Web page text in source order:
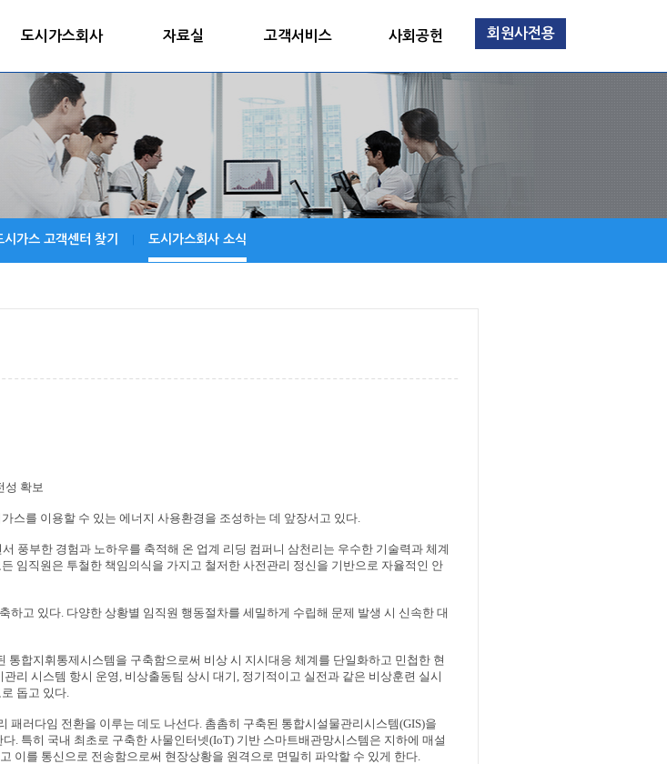
도시가스회사 자료실 고객서비스 사회공헌 회원사전용
시가스 고객센터 찾기 도시가스회사 소식
성 확보
스를 이용할 수 있는 에너지 사용환경을 조성하는 데 앞장서고 있다.
풍부한 경험과 노하우를 축적해 온 업계 리딩 컴퍼니 삼천리는 우수한 기술력과 체계
든 임직원은 투철한 책임의식을 가지고 철저한 사전관리 정신을 기반으로 자율적인 안
하고 있다. 다양한 상황별 임직원 행동절차를 세밀하게 수립해 문제 발생 시 신속한 대
합지휘통제시스템을 구축함으로써 비상 시 지시대응 체계를 단일화하고 민첩한 현
리 시스템 항시 운영, 비상출동팀 상시 대기, 정기적이고 실전과 같은 비상훈련 실시
돕고 있다.
패러다임 전환을 이루는 데도 나선다. 촘촘히 구축된 통합시설물관리시스템(GIS)을
다. 특히 국내 최초로 구축한 사물인터넷(IoT) 기반 스마트배관망시스템은 지하에 매설
이를 통신으로 전송함으로써 현장상황을 원격으로 면밀히 파악할 수 있게 한다.